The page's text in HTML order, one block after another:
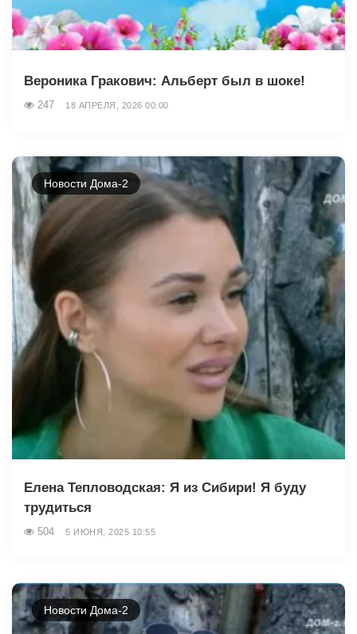
Вероника Гракович: Альберт был в шоке!
247 18 АПРЕЛЯ, 2026 00:00
Новости Дома-2
Елена Тепловодская: Я из Сибири! Я буду
трудиться
504 5 ИЮНЯ, 2025 10:55
Новости Дома-2